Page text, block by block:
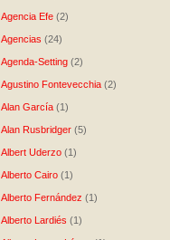
Agencia Efe (2)
Agencias (24)
Agenda-Setting (2)
Agustino Fontevecchia (2)
Alan García (1)
Alan Rusbridger (5)
Albert Uderzo (1)
Alberto Cairo (1)
Alberto Fernández (1)
Alberto Lardiés (1)